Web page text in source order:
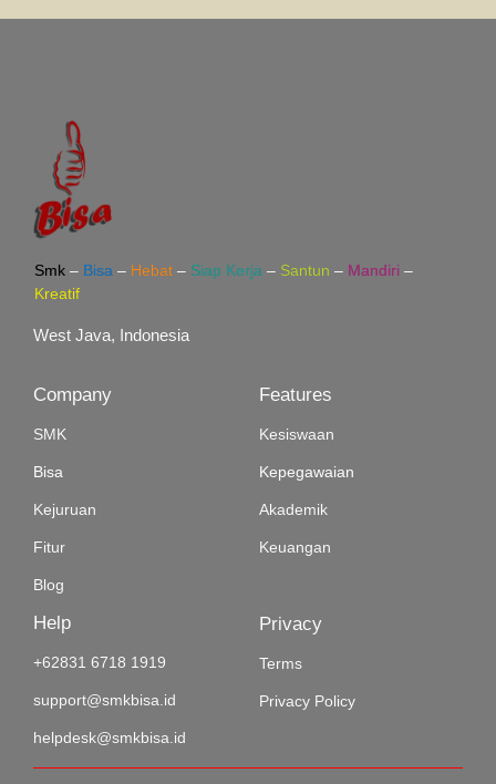
Smk – Bisa – Hebat – Siap Kerja – Santun – Mandiri –
Kreatif
West Java, Indonesia
Company
SMK
Bisa
Kejuruan
Fitur
Blog
Features
Kesiswaan
Kepegawaian
Akademik
Keuangan
Help
+62831 6718 1919
support@smkbisa.id
helpdesk@smkbisa.id
Privacy
Terms
Privacy Policy